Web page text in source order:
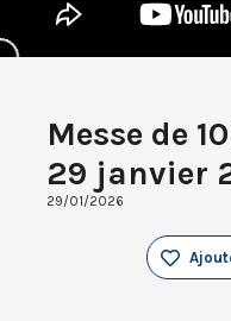
Messe de
29 janvier
29/01/2026